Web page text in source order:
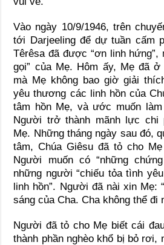
Vào ngày 10/9/1946, trên
tới Darjeeling để dự tuần cấm
Têrêsa đã được “ơn linh hứng”,
gọi” của Mẹ. Hôm ấy, Mẹ đã
mà Mẹ không bao giờ giải
yêu thương các linh hồn của
tâm hồn Mẹ, và ước muốn
Người trở thành mãnh lực chi
Mẹ. Những tháng ngày sau đó,
tâm, Chúa Giêsu đã tỏ cho
Người muốn có “những
những người “chiếu tỏa tình
linh hồn”. Người đã nài xin Mẹ:
sáng của Cha. Cha không thể đi
Người đã tỏ cho Mẹ biết cái
thành phần nghèo khổ bị bỏ rơi,